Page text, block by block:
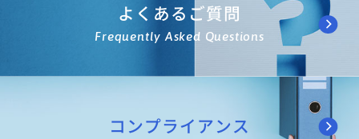
よくあるご質問
Frequently Asked Questions
コンプライアンス